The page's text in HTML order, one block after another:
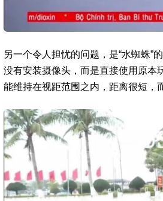
另一个令人担忧的问题，是“水蜘蛛”
没有安装摄像头，而是直接使用原本
能维持在视距范围之内，距离很短，